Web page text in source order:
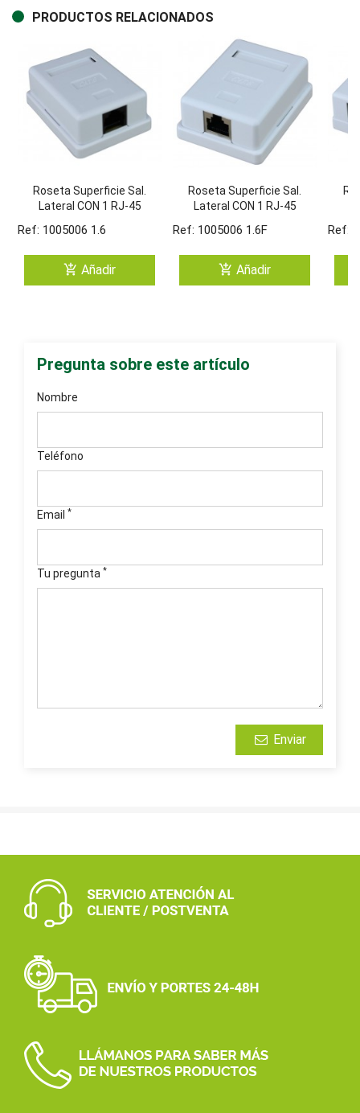
PRODUCTOS RELACIONADOS
Roseta Superficie Sal.
Lateral CON 1 RJ-45
Ref: 1005006 1.6
add_shopping_cart Añadir
Roseta Superficie Sal.
Lateral CON 1 RJ-45
Ref: 1005006 1.6F
add_shopping_cart Añadir
Ref:
Pregunta sobre este artículo
Nombre
Teléfono
Email *
Tu pregunta *
Enviar